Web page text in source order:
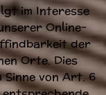
im Interesse
Online-
der
Orte. Dies
von Art. 6